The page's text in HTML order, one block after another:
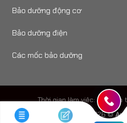
Bảo dưỡng động cơ
Bảo dưỡng điện
Các mốc bảo dưỡng
Thời gian làm viêc: 8h -
Copyright 2026 ©